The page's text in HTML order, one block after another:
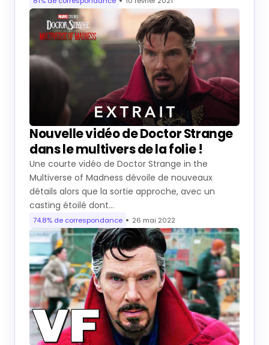
Nouvelle vidéo de Doctor Strange
dans le multivers de la folie !
Une courte vidéo de Doctor Strange in the
Multiverse of Madness dévoile de nouveaux
détails alors que la sortie approche, avec un
casting étoilé dont…
74.8% de correspondance 26 mai 2022